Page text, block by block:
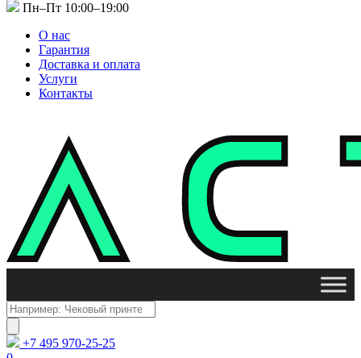
Пн–Пт 10:00–19:00
О нас
Гарантия
Доставка и оплата
Услуги
Контакты
Поиск
товаров
+7 495 970-25-25